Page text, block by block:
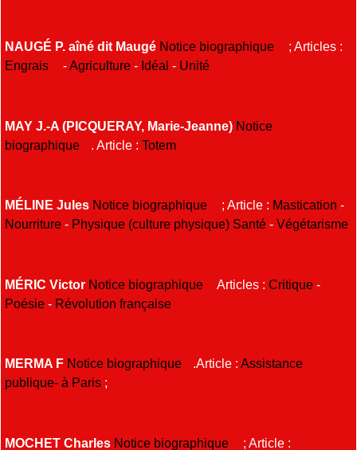
NAUGÉ P. aîné dit Maugé Notice biographique
; Articles :
Engrais
-Agriculture - Idéal - Unité
MAY J.-A (PICQUERAY, Marie-Jeanne) Notice
biographique
. Article : Totem
MÉLINE Jules Notice biographique ; Article : Mastication -
Nourriture - Physique (culture physique) Santé - Végétarisme
MÉRIC Victor Notice biographique Articles : Critique -
Poésie - Révolution française
MERMA F Notice biographique .Article : Assistance
publique- à Paris ;
MOCHET Charles Notice biographique ; Article :